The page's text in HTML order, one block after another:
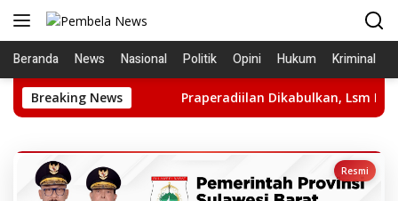
Langsung
Beranda News Nasional Politik Opini Hukum Kriminal
Breaking News
Ke APH Praperadiilan Dikabulkan, Lsm LIRA: